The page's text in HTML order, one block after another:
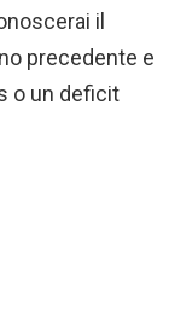
il
precedente e
o un deficit